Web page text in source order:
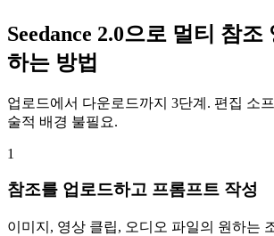
Seedance 2.0으로 멀티 참조
하는 방법
업로드에서 다운로드까지 3단계. 편집 소
술적 배경 불필요.
1
참조를 업로드하고 프롬프트 작성
이미지, 영상 클립, 오디오 파일의 원하는